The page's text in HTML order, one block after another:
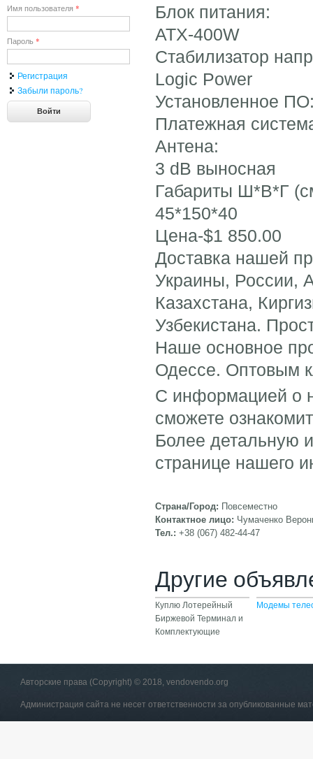
Блок питания:
ATX-400W
Стабилизатор
Logic Power
Установленное
Платежная
Антена:
3 dB выносная
Габариты Ш*В*Г
45*150*40
Цена-$1 850.00
Доставка нашей
Украины, России,
Казахстана,
Узбекистана.
Наше основное
Одессе. Оптовым
С информацией о
сможете
Более детальную
странице нашего
Страна/Город: Повсеместно
Контактное лицо: Чумаченко
Тел.: +38 (067) 482-44-47
Другие
Куплю Лотерейный
Биржевой Терминал и
Комплектующие
Модемы
Имя пользователя *
Пароль *
Регистрация
Забыли пароль?
Авторские права (Copyright) © 2018, vendovendo.org
Администрация сайта не несет ответственности за опубликованные